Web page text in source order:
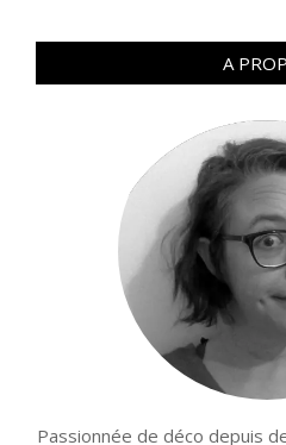
A
Passionnée de déco depuis